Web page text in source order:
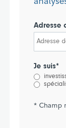
Adresse
Je suis*
* Champ